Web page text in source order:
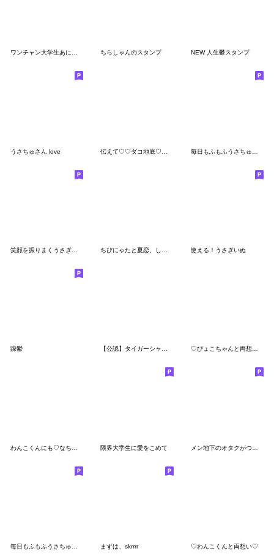
ワンチャン大学生あにまるず ちらしゃんのスタンプ NEW 人生鬱スタンプ
うさちゅさん love
使える！うさぎいぬ
躁鬱 【公認】タイガーシャークスタンプ ♡ぴょこちゃんと両想い♡
限界大学生に愛をこめて メン地下のオタクがつかえる
まずは、skrrrr ♡わんこくんと両想い♡